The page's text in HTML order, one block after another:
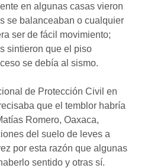
en algunas casas vieron
se balanceaban o cualquier
ser de fácil movimiento;
sintieron que el piso
se debía al sismo.
de Protección Civil en
que el temblor habría
Romero, Oaxaca,
del suelo de leves a
por esta razón que algunas
sentido y otras sí.